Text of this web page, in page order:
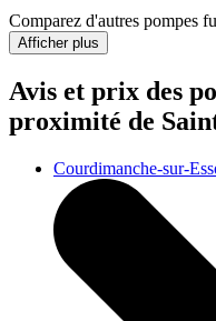
Comparez d'autres pompes
Afficher plus
Avis et prix des
proximité de
Courdimanche-sur-